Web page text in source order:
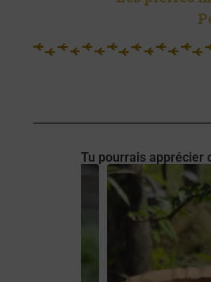
Tu pourrais apprécier